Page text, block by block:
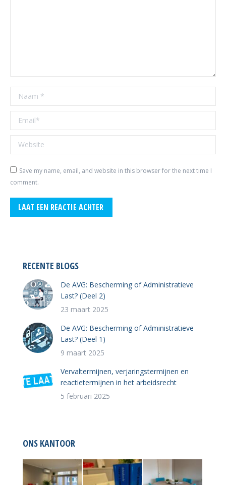
Naam *
Email *
Website
Save my name, email, and website in this browser for the next time I
comment.
LAAT EEN REACTIE ACHTER
RECENTE BLOGS
De AVG: Bescherming of Administratieve
Last? (Deel 2)
23 maart 2025
De AVG: Bescherming of Administratieve
Last? (Deel 1)
9 maart 2025
Vervaltermijnen, verjaringstermijnen en
reactietermijnen in het arbeidsrecht
5 februari 2025
ONS KANTOOR